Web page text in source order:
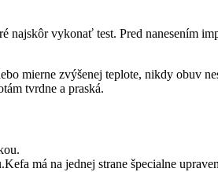
najskôr vykonať test. Pred nanesením
mierne zvýšenej teplote, nikdy obuv
tvrdne a praská.
má na jednej strane špecialne